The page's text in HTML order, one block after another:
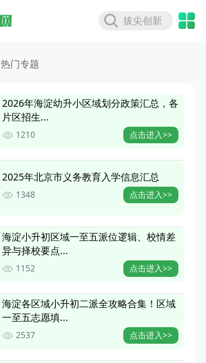
拔尖创新
热门专题
2026年海淀幼升小区域划分政策汇总，各
片区招生...
1210 点击进入>>
2025年北京市义务教育入学信息汇总
1348 点击进入>>
海淀小升初区域一至五派位逻辑、校情差
异与择校要点...
1152 点击进入>>
海淀各区域小升初二派全攻略合集！区域
一至五志愿填...
2537 点击进入>>